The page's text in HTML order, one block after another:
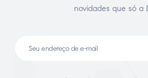
novidades que só a